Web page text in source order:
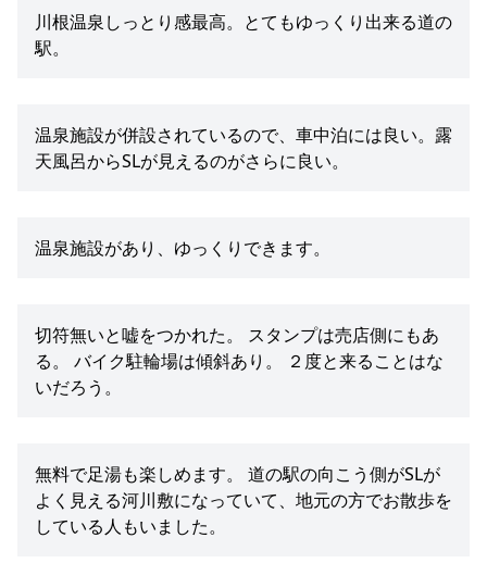
川根温泉しっとり感最高。とてもゆっくり出来る道の
駅。
温泉施設が併設されているので、車中泊には良い。露
天風呂からSLが見えるのがさらに良い。
温泉施設があり、ゆっくりできます。
切符無いと嘘をつかれた。 スタンプは売店側にもあ
る。 バイク駐輪場は傾斜あり。 ２度と来ることはな
いだろう。
無料で足湯も楽しめます。 道の駅の向こう側がSLが
よく見える河川敷になっていて、地元の方でお散歩を
している人もいました。